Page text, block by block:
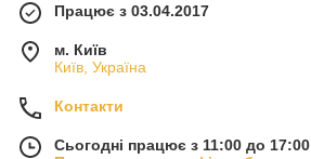
Працює з 03.04.2017
м. Київ
Київ, Україна
Контакти
Сьогодні працює з 11:00 до 17:00